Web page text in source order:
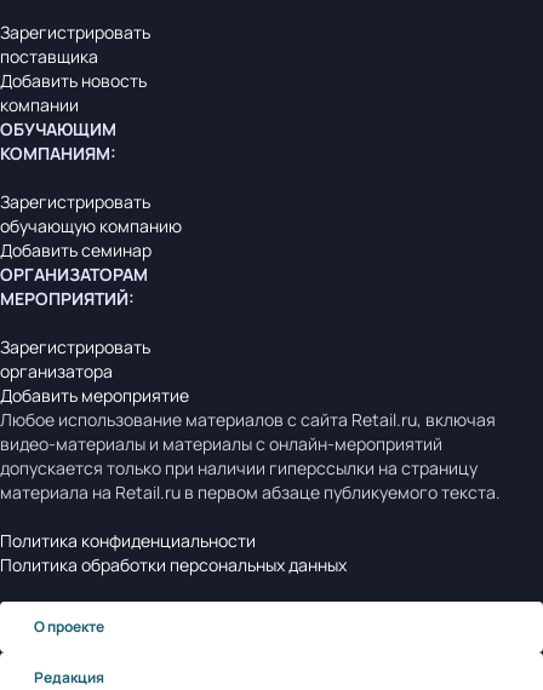
Зарегистрировать
поставщика
Добавить новость
компании
ОБУЧАЮЩИМ
КОМПАНИЯМ:
Зарегистрировать
обучающую компанию
Добавить семинар
ОРГАНИЗАТОРАМ
МЕРОПРИЯТИЙ:
Зарегистрировать
организатора
Добавить мероприятие
Любое использование материалов с сайта Retail.ru, включая
видео-материалы и материалы с онлайн-мероприятий
допускается только при наличии гиперссылки на страницу
материала на Retail.ru в первом абзаце публикуемого текста.
Политика конфиденциальности
Политика обработки персональных данных
О проекте
Редакция